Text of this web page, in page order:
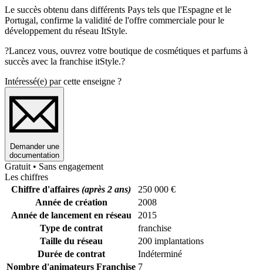
Le succès obtenu dans différents Pays tels que l'Espagne et le
Portugal, confirme la validité de l'offre commerciale pour le
développement du réseau ItStyle.
?Lancez vous, ouvrez votre boutique de cosmétiques et parfums à
succès avec la franchise itStyle.?
Intéressé(e) par cette enseigne ?
Demander une
documentation
Gratuit • Sans engagement
Les chiffres
Chiffre d'affaires (après 2 ans)
250 000 €
Année de création
2008
Année de lancement en réseau
2015
Type de contrat
franchise
Taille du réseau
200 implantations
Durée de contrat
Indéterminé
Nombre d'animateurs Franchise 7